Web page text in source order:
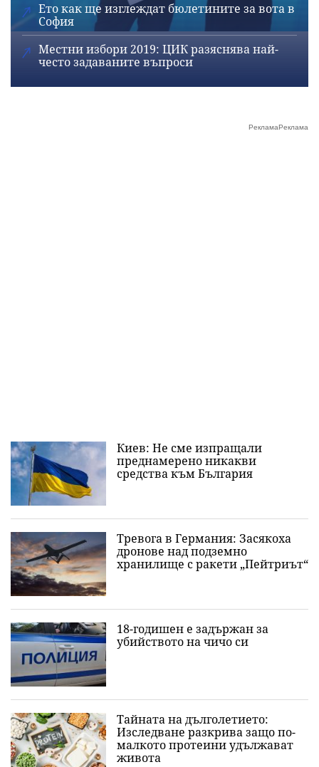
Ето как ще изглеждат бюлетините за вота в
София
Местни избори 2019: ЦИК разяснява най-
често задаваните въпроси
Киев: Не сме изпращали
преднамерено никакви
средства към България
Тревога в Германия: Засякоха
дронове над подземно
хранилище с ракети „Пейтриът“
18-годишен е задържан за
убийството на чичо си
Тайната на дълголетието:
Изследване разкрива защо по-
малкото протеини удължават
живота